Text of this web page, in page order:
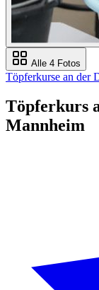
Alle 4 Fotos
Töpferkurse an der
Töpferkurs
Mannheim